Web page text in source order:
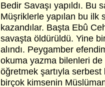
Bedir Savaşı yapıldı. Bu
Müşriklerle yapılan bu ilk
kazandılar. Başta Ebû
savaşta öldürüldü. Yine
alındı. Peygamber
okuma yazma bilenleri
öğretmek şartıyla serbest
birçok kimsenin